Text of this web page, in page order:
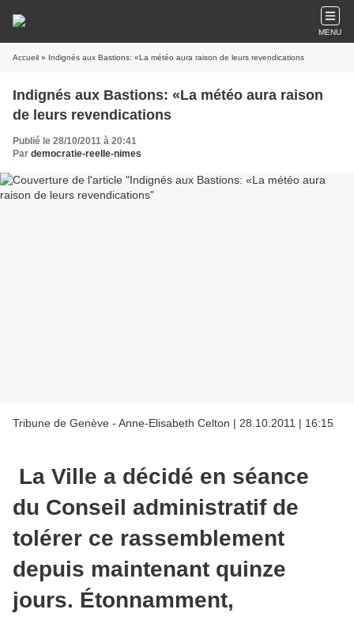
MENU
Accueil » Indignés aux Bastions: «La météo aura raison de leurs revendications
Indignés aux Bastions: «La météo aura raison
de leurs revendications
Publié le 28/10/2011 à 20:41
Par democratie-reelle-nimes
Tribune de Genève - Anne-Elisabeth Celton | 28.10.2011 | 16:15
La Ville a décidé en séance
du Conseil administratif de
tolérer ce rassemblement
depuis maintenant quinze
jours. Étonnamment,